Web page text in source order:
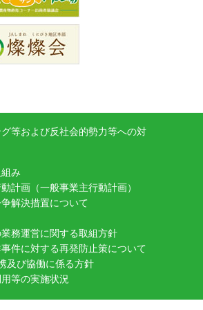
等および反社会的勢力等への対
み
計画（一般事業主行動計画）
解決措置について
務運営に関する取組方針
件に対する再発防止策について
及び協働に係る方針
等の実施状況